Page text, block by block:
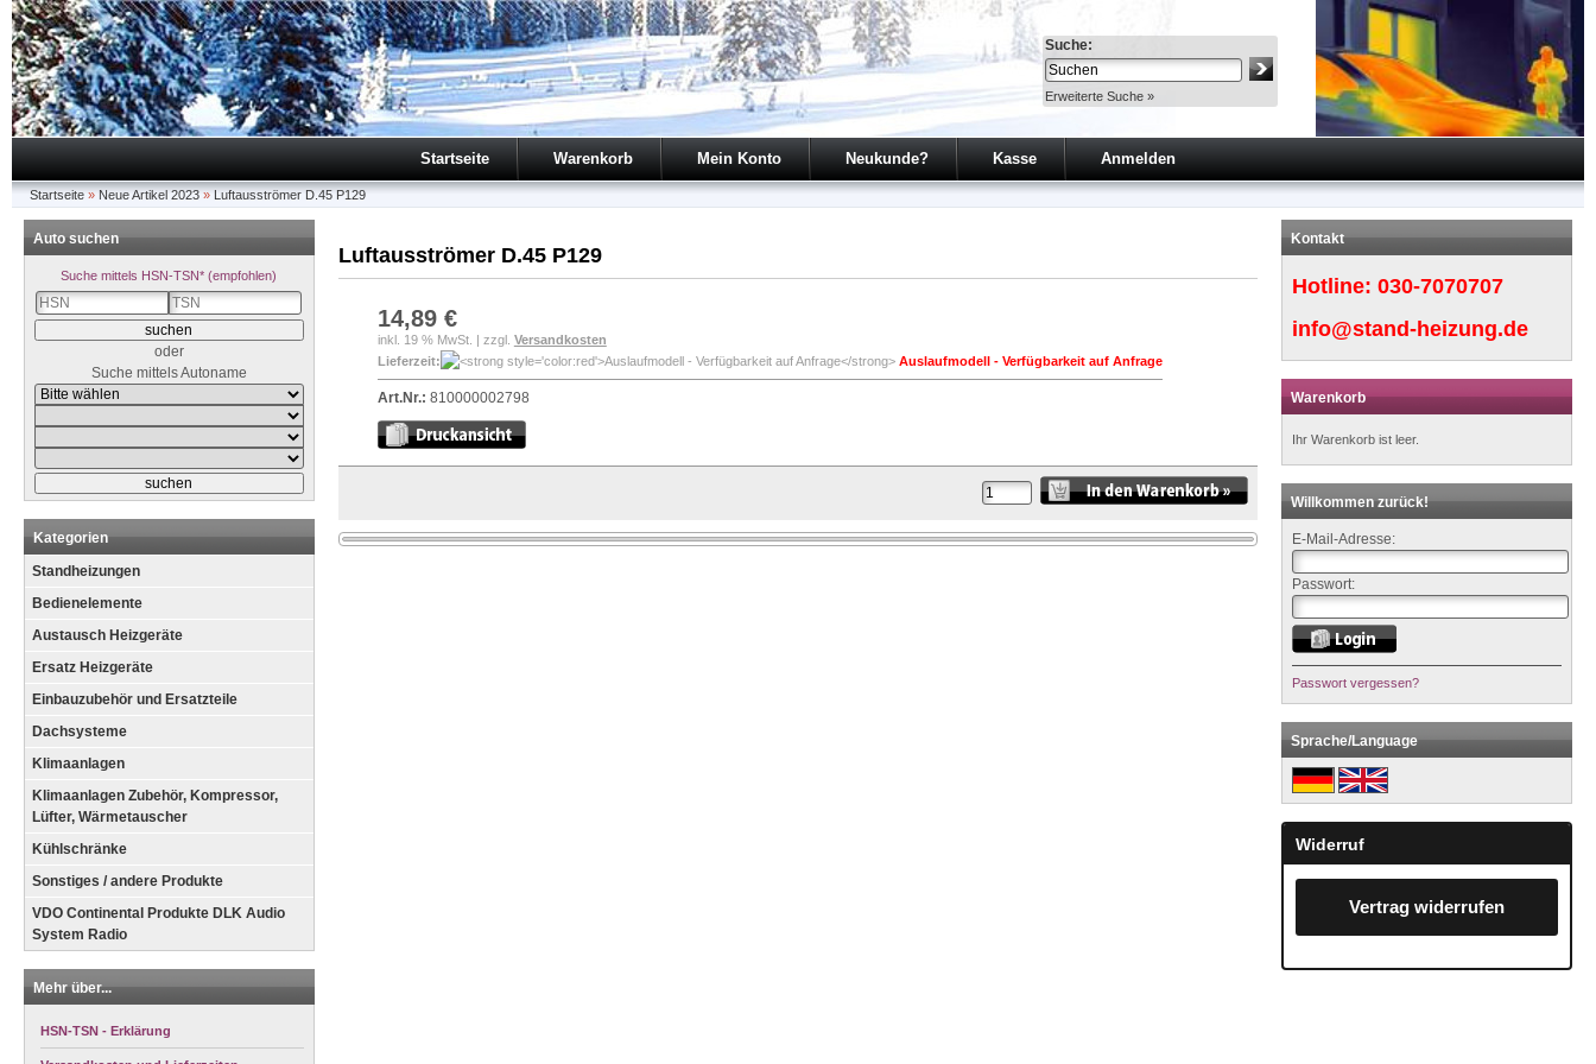
Suche:
Erweiterte Suche »
Startseite Warenkorb Mein Konto Neukunde? Kasse Anmelden
Startseite » Neue Artikel 2023 » Luftausströmer D.45 P129
Luftausströmer D.45 P129
14,89 €
inkl. 19 % MwSt. | zzgl. Versandkosten
Lieferzeit:
Auslaufmodell - Verfügbarkeit auf Anfrage
Art.Nr.: 810000002798
Auto suchen
Suche mittels HSN-TSN* (empfohlen)
oder
Suche mittels Autoname
Kategorien
Standheizungen
Bedienelemente
Austausch Heizgeräte
Ersatz Heizgeräte
Einbauzubehör und Ersatzteile
Dachsysteme
Klimaanlagen
Klimaanlagen Zubehör, Kompressor,
Lüfter, Wärmetauscher
Kühlschränke
Sonstiges / andere Produkte
VDO Continental Produkte DLK Audio
System Radio
Mehr über...
HSN-TSN - Erklärung
Kontakt
Hotline:030-7070707
info@stand-heizung.de
Warenkorb
Ihr Warenkorb ist leer.
Willkommen zurück!
E-Mail-Adresse:
Passwort:
Passwort vergessen?
Sprache/Language
Widerruf
Vertrag widerrufen